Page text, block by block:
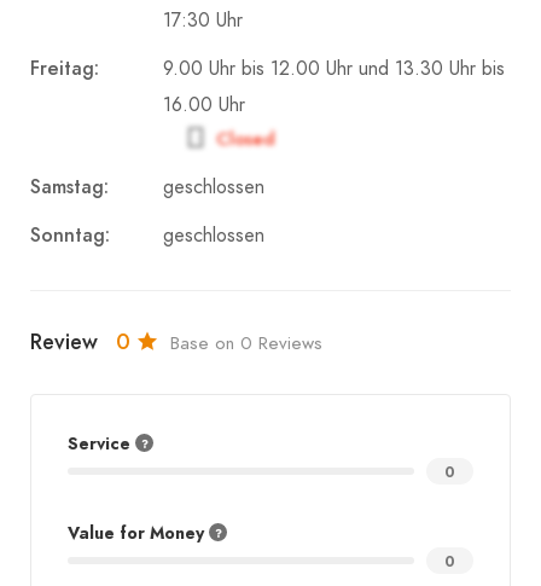
17:30 Uhr
Freitag:
9.00 Uhr bis 12.00 Uhr und 13.30 Uhr bis
16.00 Uhr
Closed
Samstag: geschlossen
Sonntag: geschlossen
Review 0 Base on 0 Reviews
Service
0
Value for Money
0